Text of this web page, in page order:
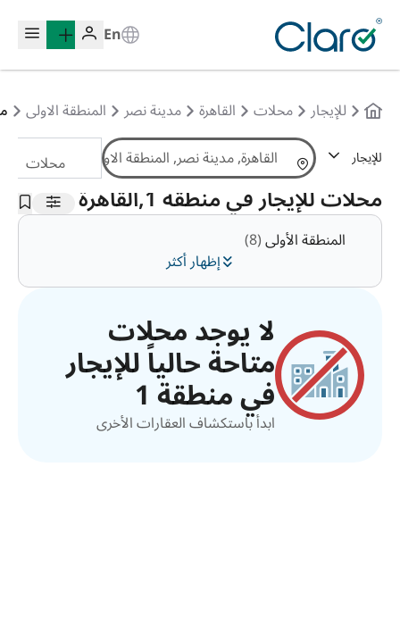
En
للإيجار محلات القاهرة مدينة نصر المنطقة الاولى
للإيجار محلات
محلات للإيجار في منطقة 1,القاهرة
الترتيب: تلقائي
إظهار أكثر
المنطقة الأولى(8)
لا يوجد محلات
متاحة حالياً للإيجار
في منطقة 1
ابدأ باستكشاف العقارات الأخرى